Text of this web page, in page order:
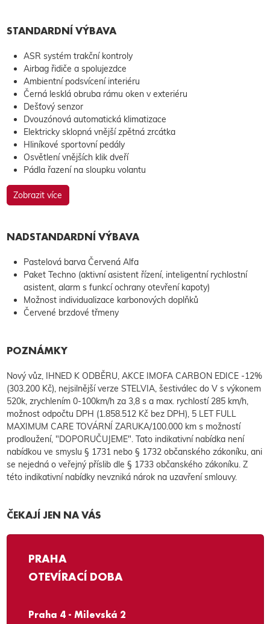
STANDARDNÍ VÝBAVA
ASR systém trakční kontroly
Airbag řidiče a spolujezdce
Ambientní podsvícení interiéru
Černá lesklá obruba rámu oken v exteriéru
Dešťový senzor
Dvouzónová automatická klimatizace
Elektricky sklopná vnější zpětná zrcátka
Hliníkové sportovní pedály
Osvětlení vnějších klik dveří
Pádla řazení na sloupku volantu
Zobrazit více
NADSTANDARDNÍ VÝBAVA
Pastelová barva Červená Alfa
Paket Techno (aktivní asistent řízení, inteligentní rychlostní
asistent, alarm s funkcí ochrany otevření kapoty)
Možnost individualizace karbonových doplňků
Červené brzdové třmeny
POZNÁMKY
Nový vůz, IHNED K ODBĚRU, AKCE IMOFA CARBON EDICE -12%
(303.200 Kč), nejsilnější verze STELVIA, šestiválec do V s výkonem
520k, zrychlením 0-100km/h za 3,8 s a max. rychlostí 285 km/h,
možnost odpočtu DPH (1.858.512 Kč bez DPH), 5 LET FULL
MAXIMUM CARE TOVÁRNÍ ZARUKA/100.000 km s možností
prodloužení, "DOPORUČUJEME". Tato indikativní nabídka není
nabídkou ve smyslu § 1731 nebo § 1732 občanského zákoníku, ani
se nejedná o veřejný příslib dle § 1733 občanského zákoníku. Z
této indikativní nabídky nevzniká nárok na uzavření smlouvy.
ČEKAJÍ JEN NA VÁS
PRAHA
OTEVÍRACÍ DOBA
Praha 4 - Milevská 2